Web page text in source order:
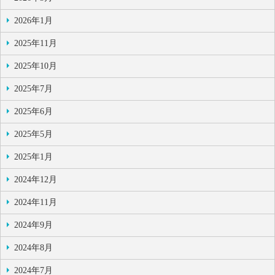
2026年1月
2025年11月
2025年10月
2025年7月
2025年6月
2025年5月
2025年1月
2024年12月
2024年11月
2024年9月
2024年8月
2024年7月